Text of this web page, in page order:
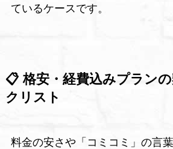
ているケースです。
📋 格安・経費込みプラン
クリスト
料金の安さや「コミコミ」の言